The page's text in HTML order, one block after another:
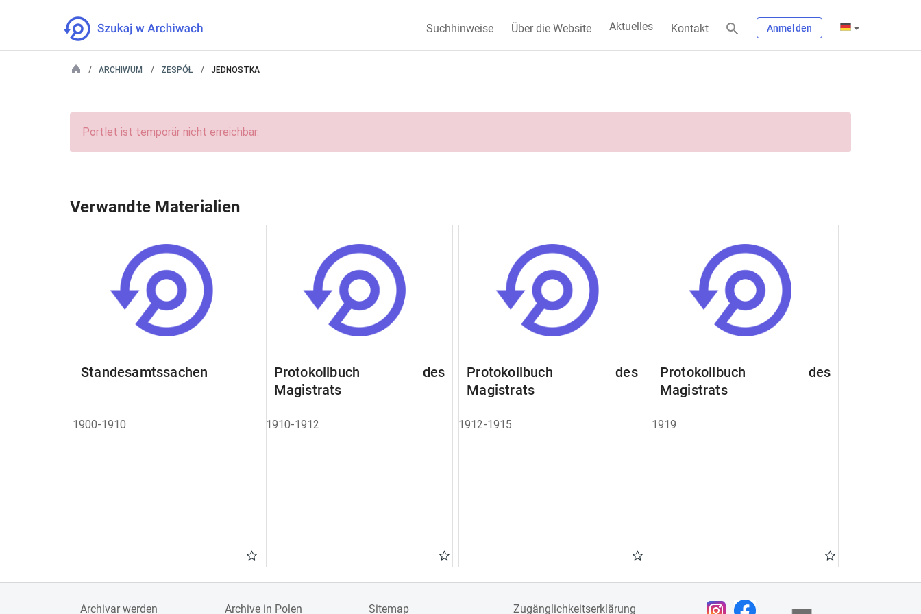
Suchhinweise Über die Website Aktuelles Kontakt Anmelden
ARCHIWUM ZESPÓŁ JEDNOSTKA
Portlet ist temporär nicht erreichbar.
Verwandte Materialien
Standesamtssachen
1900-1910
Protokollbuch des
Magistrats
1910-1912
Protokollbuch des
Magistrats
1912-1915
Protokollbuch des
Magistrats
1919
Archivar werden Archive in Polen Sitemap Zugänglichkeitserklärung